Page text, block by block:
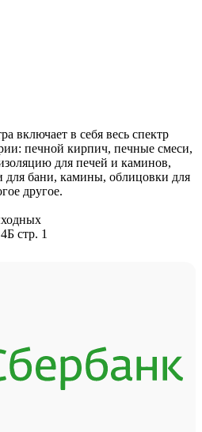
включает в себя весь спектр
печной кирпич, печные смеси,
для печей и каминов,
для бани, камины, облицовки для
другое.
стр. 1